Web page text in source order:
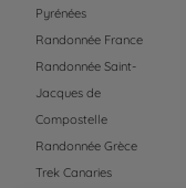
Pyrénées
Randonnée France
Randonnée Saint-
Jacques de
Compostelle
Randonnée Grèce
Trek Canaries